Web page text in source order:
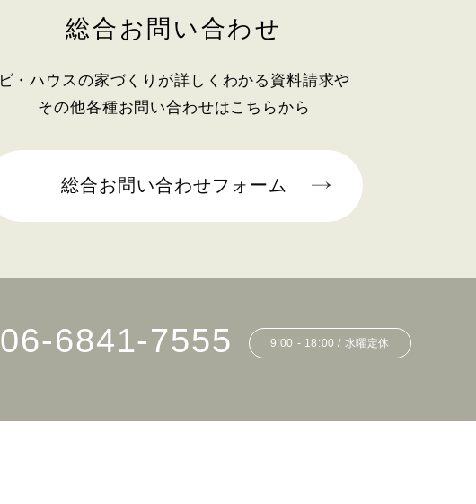
総合お問い合わせ
ビ・ハウスの家づくりが詳しくわかる資料請求や
その他各種お問い合わせはこちらから
総合お問い合わせフォーム
06-6841-7555 9:00 - 18:00 / 水曜定休